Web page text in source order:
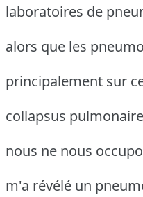
laboratoires de
alors que les
principalement sur
collapsus
nous ne nous
m'a révélé un